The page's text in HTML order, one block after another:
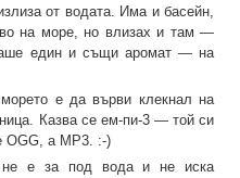
от водата. Има и басейн,
на море, но влизах и там —
един и същи аромат — на
е да върви клекнал на
Казва се ем-пи-3 — той си
OGG, а MP3. :-)
не е за под вода и не иска